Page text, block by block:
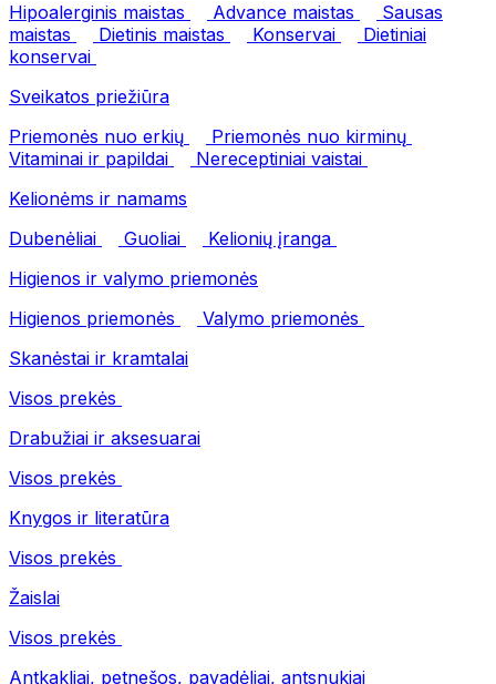
Hipoalerginis maistas
Advance maistas
Sausas
maistas
Dietinis maistas Konservai
Dietiniai
konservai
Sveikatos priežiūra
Priemonės nuo erkių
Priemonės nuo kirminų
Vitaminai ir papildai
Nereceptiniai vaistai
Kelionėms ir namams
Dubenėliai
Guoliai
Kelionių įranga
Higienos ir valymo priemonės
Higienos priemonės
Valymo priemonės
Skanėstai ir kramtalai
Visos prekės
Drabužiai ir aksesuarai
Visos prekės
Knygos ir literatūra
Visos prekės
Žaislai
Visos prekės
Antkakliai, petnešos, pavadėliai, antsnukiai